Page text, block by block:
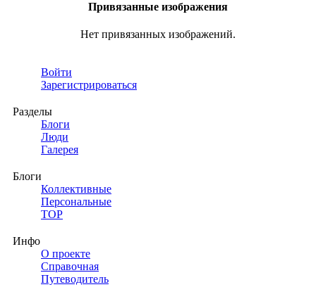
Привязанные изображения
Нет привязанных изображений.
Войти
Зарегистрироваться
Разделы
Блоги
Люди
Галерея
Блоги
Коллективные
Персональные
TOP
Инфо
О проекте
Справочная
Путеводитель